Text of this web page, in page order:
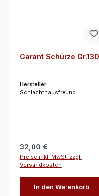
Garant Schürze Gr.130
Hersteller:
Schlachthausfreund
Regulärer Preis:
32,00 €
Preise inkl. MwSt. zzgl.
Versandkosten
In den Warenkorb